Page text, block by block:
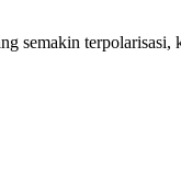
terpolarisasi,